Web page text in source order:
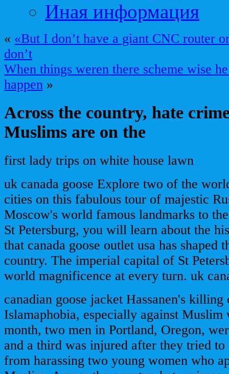
Иная информация
« «But I don’t have a giant CNC router
don’t
When things weren there scheme wise
happen »
Across the country, hate
Muslims are on the
first lady trips on white house lawn
uk canada goose Explore two of the
cities on this fabulous tour of majestic
Moscow's world famous landmarks to
St Petersburg, you will learn about the
that canada goose outlet usa has shaped
country. The imperial capital of St
world magnificence at every turn. uk
canadian goose jacket Hassanen's
Islamaphobia, especially against Muslim
month, two men in Portland, Oregon,
and a third was injured after they tried to
from harassing two young women who